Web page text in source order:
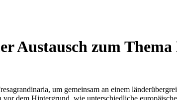
Austausch zum
um gemeinsam an einem
dem Hintergrund, wie unterschiedliche